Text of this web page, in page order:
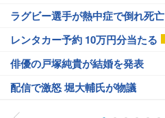
ラグビー選手が熱中症で倒れ死亡
レンタカー予約 10万円分当たる
俳優の戸塚純貴が結婚を発表
配信で激怒 堀大輔氏が物議